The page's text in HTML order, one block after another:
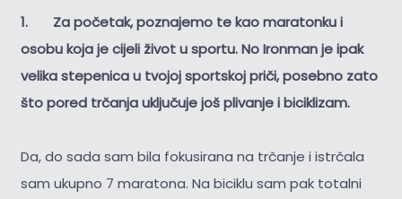
1. Za početak, poznajemo te kao maratonku i
osobu koja je cijeli život u sportu. No Ironman je ipak
velika stepenica u tvojoj sportskoj priči, posebno zato
što pored trčanja uključuje još plivanje i biciklizam.
Da, do sada sam bila fokusirana na trčanje i istrčala
sam ukupno 7 maratona. Na biciklu sam pak totalni